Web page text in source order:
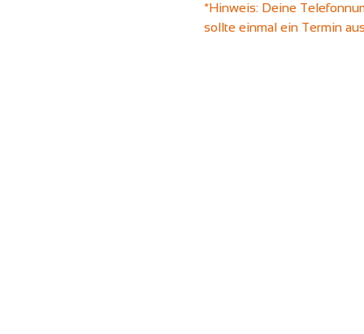
*Hinweis: Deine
sollte einmal ein Termin